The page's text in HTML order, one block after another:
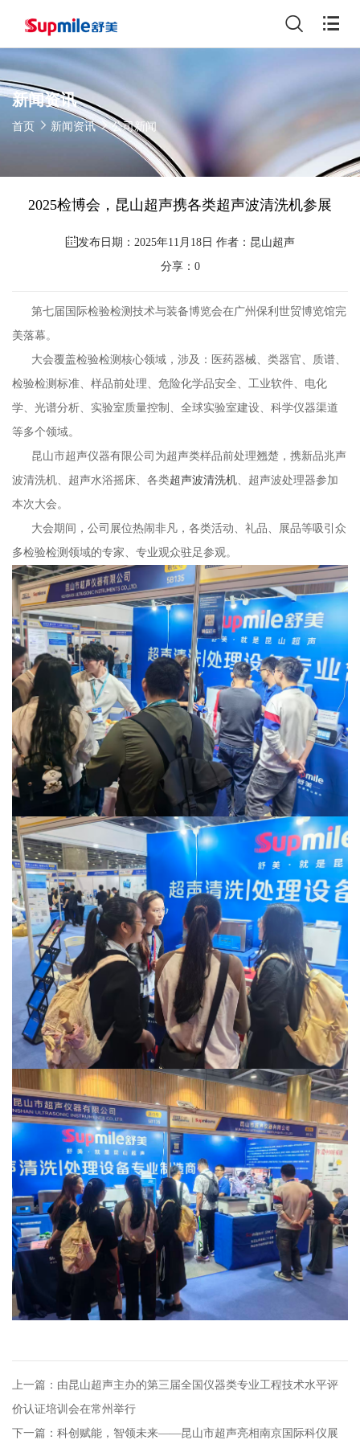
新闻资讯
首页 新闻资讯 公司新闻
2025检博会，昆山超声携各类超声波清洗机参展
发布日期：2025年11月18日 作者：昆山超声
分享： 0
第七届国际检验检测技术与装备博览会在广州保利世贸博览馆完
美落幕。
大会覆盖检验检测核心领域，涉及：医药器械、类器官、质谱、
检验检测标准、样品前处理、危险化学品安全、工业软件、电化
学、光谱分析、实验室质量控制、全球实验室建设、科学仪器渠道
等多个领域。
昆山市超声仪器有限公司为超声类样品前处理翘楚，携新品兆声
波清洗机、超声水浴摇床、各类超声波清洗机、超声波处理器参加
本次大会。
大会期间，公司展位热闹非凡，各类活动、礼品、展品等吸引众
多检验检测领域的专家、专业观众驻足参观。
上一篇：由昆山超声主办的第三届全国仪器类专业工程技术水平评
价认证培训会在常州举行
下一篇：科创赋能，智领未来——昆山市超声亮相南京国际科仪展